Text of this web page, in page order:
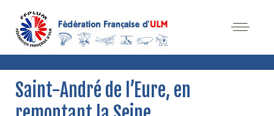
Saint-André de l’Eure, en